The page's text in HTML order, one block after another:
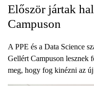
Először jártak
Campuson
A PPE és a Data Science
Gellért Campuson lesznek
meg, hogy fog kinézni az új